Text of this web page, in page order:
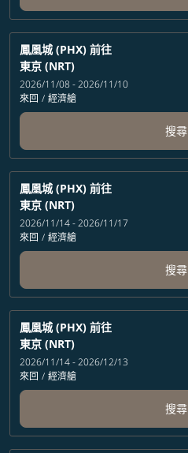
鳳凰城 (PHX) 前往
東京 (NRT)
2026/11/08 - 2026/11/10
來回 / 經濟艙
搜尋
鳳凰城 (PHX) 前往
東京 (NRT)
2026/11/14 - 2026/11/17
來回 / 經濟艙
搜尋
鳳凰城 (PHX) 前往
東京 (NRT)
2026/11/14 - 2026/12/13
來回 / 經濟艙
搜尋